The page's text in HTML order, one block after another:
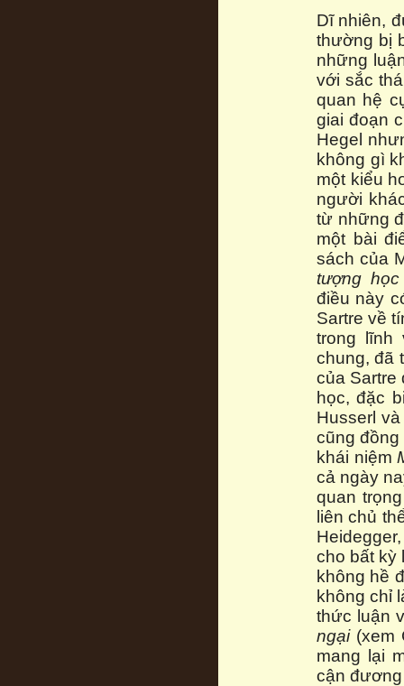
Dĩ nhiên,
thường bị
những
với sắc
quan hệ
giai đoạn
Hegel
không gì
một kiểu
người
từ những
một bài
sách của
tượng
điều này
Sartre về
trong lĩnh
chung, đã
của Sartre
học, đặc
Husserl
cũng
khái niệm
cả ngày
quan
liên chủ
cho bất kỳ
không hề
không chỉ
thức luận
ngại(xem
mang lại
cận